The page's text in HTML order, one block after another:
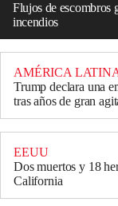
Flujos de escombros
incendios
AMÉRICA
Trump declara una
tras años de gran
EEUU
Dos muertos y 18
California